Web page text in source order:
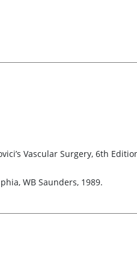
Vascular Surgery, 6th
WB Saunders, 1989.